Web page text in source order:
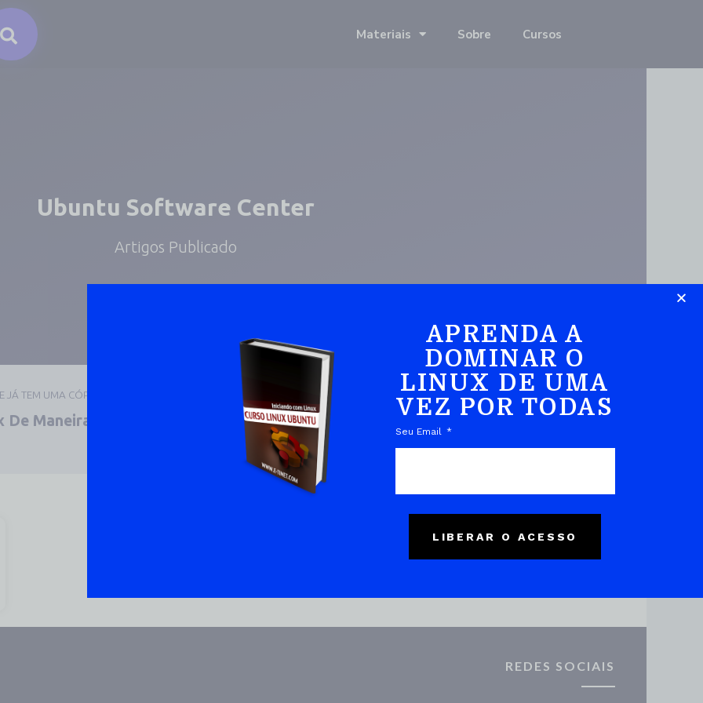
Materiais Sobre Cursos
Ubuntu Software Center
Artigos Publicado
TEM UMA CÓPIA
Maneira Prática E
DOWNLOAD DO EBOOK
REDES SOCIAIS
APRENDA A
DOMINAR O
LINUX DE UMA
VEZ POR TODAS
Seu Email
LIBERAR O ACESSO